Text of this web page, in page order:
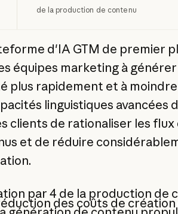
de la production de contenu
d'IA GTM de premier
équipes marketing à
plus rapidement et à
linguistiques avancées
clients de rationaliser les
et de réduire
par 4 de la production de
des coûts de